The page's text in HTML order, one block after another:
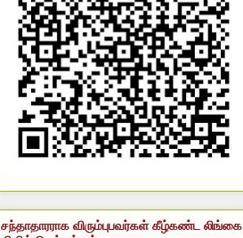
சந்தாதாரராக விரும்புபவர்கள் கீழ்கண்ட லிங்கை